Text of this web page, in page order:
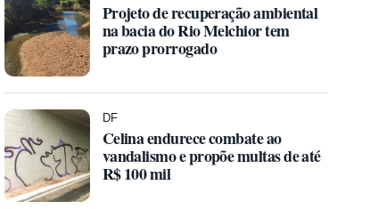
Projeto de recuperação ambiental
na bacia do Rio Melchior tem
prazo prorrogado
DF
Celina endurece combate ao
vandalismo e propõe multas de até
R$ 100 mil